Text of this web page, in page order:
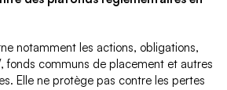
notamment les actions, obligations,
fonds communs de placement et autres
Elle ne protège pas contre les pertes